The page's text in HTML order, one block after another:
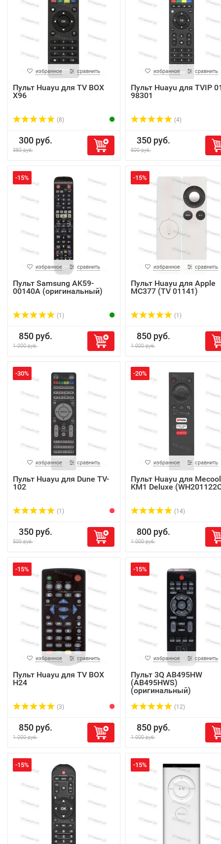
избранное сравнить
Пульт Huayu для TV BOX
X96
(8)
300 руб.
380 руб.
избранное сравнить
Пульт Huayu для TVIP
98301
(4)
350 руб.
500 руб.
-15%
избранное сравнить
Пульт Samsung AK59-
00140A (оригинальный)
(1)
850 руб.
1 000 руб.
-15%
избранное сравнить
Пульт Huayu для Apple
MC377 (TV 01141)
(1)
850 руб.
1 000 руб.
-30%
избранное сравнить
Пульт Huayu для Dune TV-
102
(1)
350 руб.
500 руб.
-20%
избранное сравнить
Пульт Huayu для Mecool
KM1 Deluxe
(14)
800 руб.
1 000 руб.
-15%
избранное сравнить
Пульт Huayu для TV BOX
H24
(3)
850 руб.
1 000 руб.
-15%
избранное сравнить
Пульт 3Q AB495HW
(AB495HWS)
(оригинальный)
(12)
850 руб.
1 000 руб.
-15% -15%